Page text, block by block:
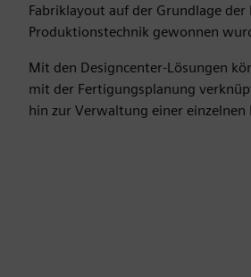
Fabriklayout auf der Grundlage
Produktionstechnik gewonnen
Mit den Designcenter-Lösungen
mit der Fertigungsplanung
hin zur Verwaltung einer